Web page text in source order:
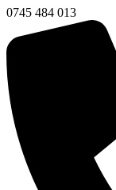
0745 484 013